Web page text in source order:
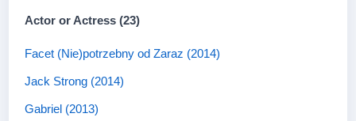
Actor or Actress (23)
Facet (Nie)potrzebny od Zaraz (2014)
Jack Strong (2014)
Gabriel (2013)